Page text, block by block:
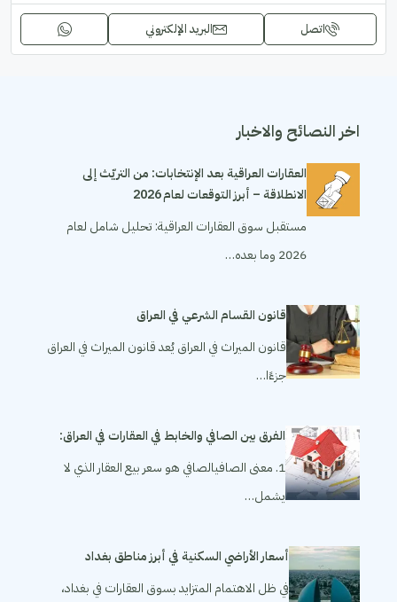
اتصل البريد الإلكتروني
اخر النصائح والاخبار
العقارات العراقية بعد الإنتخابات: من التريّث إلى
الانطلاقة – أبرز التوقعات لعام 2026
مستقبل سوق العقارات العراقية: تحليل شامل لعام
2026 وما بعده…
قانون القسام الشرعي في العراق
قانون الميراث في العراق يُعد قانون الميراث في العراق
جزءًا…
الفرق بين الصافي والخابط في العقارات في العراق:
1. معنى الصافيالصافي هو سعر بيع العقار الذي لا
يشمل…
أسعار الأراضي السكنية في أبرز مناطق بغداد
في ظل الاهتمام المتزايد بسوق العقارات في بغداد،